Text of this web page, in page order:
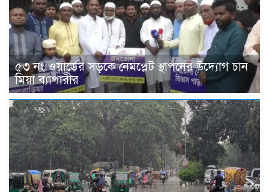
৫৩ নং ওয়ার্ডের সড়কে নেমপ্লেট স্থাপনের উদ্যোগ চান
মিয়া ব্যাপারীর